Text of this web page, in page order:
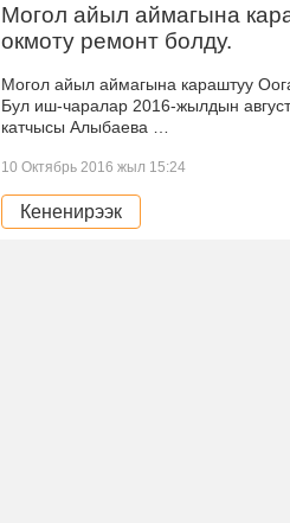
Могол айыл аймагына
окмоту ремонт болду.
Могол айыл аймагына караштуу
Бул иш-чаралар 2016-жылдын
катчысы Алыбаева …
10 Октябрь 2016 жыл 15:24
Кененирээк